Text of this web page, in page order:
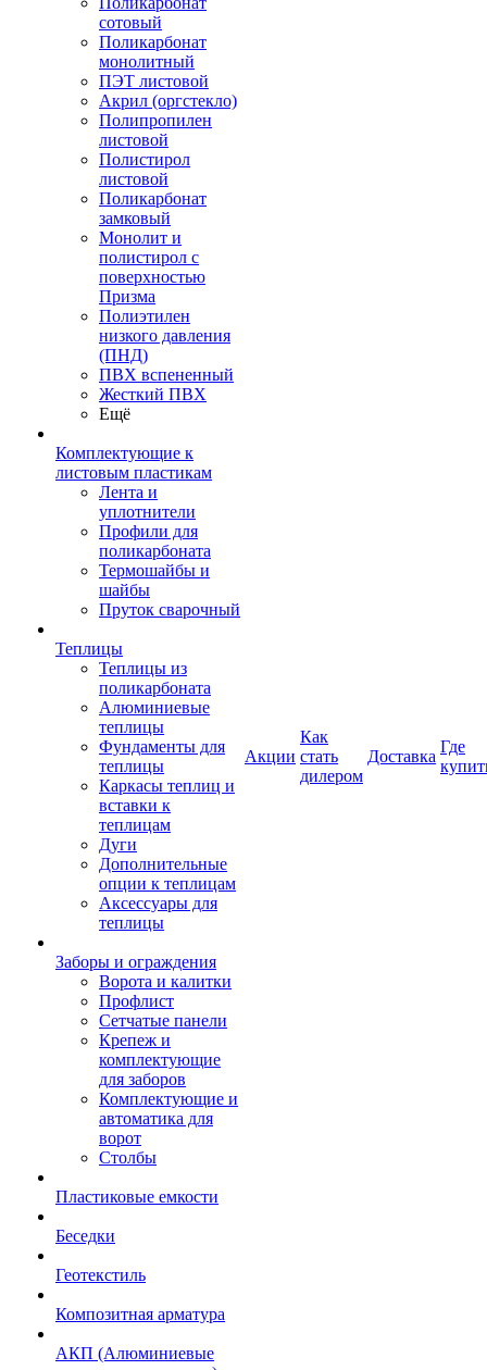
сотовый
Поликарбонат
монолитный
ПЭТ листовой
Акрил (оргстекло)
Полипропилен
листовой
Полистирол
листовой
Поликарбонат
замковый
Монолит и
полистирол с
поверхностью
Призма
Полиэтилен
низкого давления
(ПНД)
ПВХ вспененный
Жесткий ПВХ
Ещё
Комплектующие к
листовым пластикам
Лента и
уплотнители
Профили для
поликарбоната
Термошайбы и
шайбы
Пруток сварочный
Теплицы
Теплицы из
поликарбоната
Алюминиевые
теплицы
Фундаменты для
теплицы
Каркасы теплиц и
вставки к
теплицам
Дуги
Дополнительные
опции к теплицам
Аксессуары для
теплицы
Заборы и ограждения
Ворота и калитки
Профлист
Сетчатые панели
Крепеж и
комплектующие
для заборов
Комплектующие и
автоматика для
ворот
Столбы
Пластиковые емкости
Беседки
Геотекстиль
Композитная арматура
АКП (Алюминиевые
Акции
Как
стать
дилером
Доставка
Где